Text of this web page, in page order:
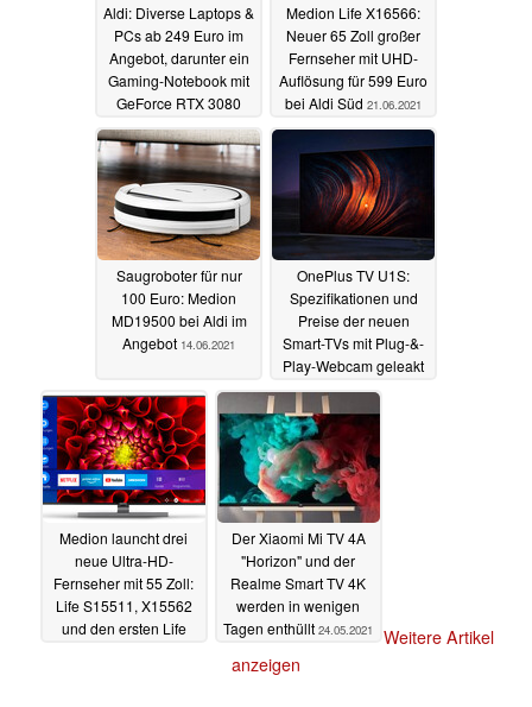
Aldi: Diverse Laptops &
PCs ab 249 Euro im
Angebot, darunter ein
Gaming-Notebook mit
GeForce RTX 3080
Laptop19.07.2021
Medion Life X16566:
Neuer 65 Zoll großer
Fernseher mit UHD-
Auflösung für 599 Euro
bei Aldi Süd 21.06.2021
Saugroboter für nur
100 Euro: Medion
MD19500 bei Aldi im
Angebot 14.06.2021
OnePlus TV U1S:
Spezifikationen und
Preise der neuen
Smart-TVs mit Plug-&-
Play-Webcam geleakt
27.05.2021
Medion launcht drei
neue Ultra-HD-
Fernseher mit 55 Zoll:
Life S15511, X15562
und den ersten Life
Der Xiaomi Mi TV 4A
"Horizon" und der
Realme Smart TV 4K
werden in wenigen
Tagen enthüllt 24.05.2021
Weitere Artikel
anzeigen